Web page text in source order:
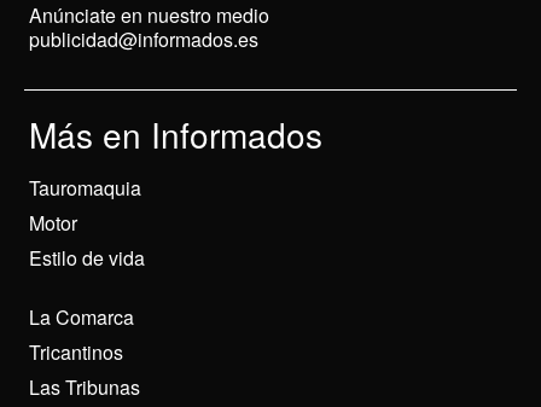
Anúnciate en nuestro medio
publicidad@informados.es
Más en Informados
Tauromaquia
Motor
Estilo de vida
La Comarca
Tricantinos
Las Tribunas